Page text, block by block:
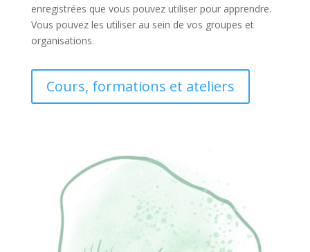
enregistrées que vous pouvez utiliser pour apprendre.
Vous pouvez les utiliser au sein de vos groupes et
organisations.
Cours, formations et ateliers